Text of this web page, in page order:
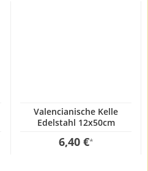
Valencianische Kelle
Edelstahl 12x50cm
6,40 €*